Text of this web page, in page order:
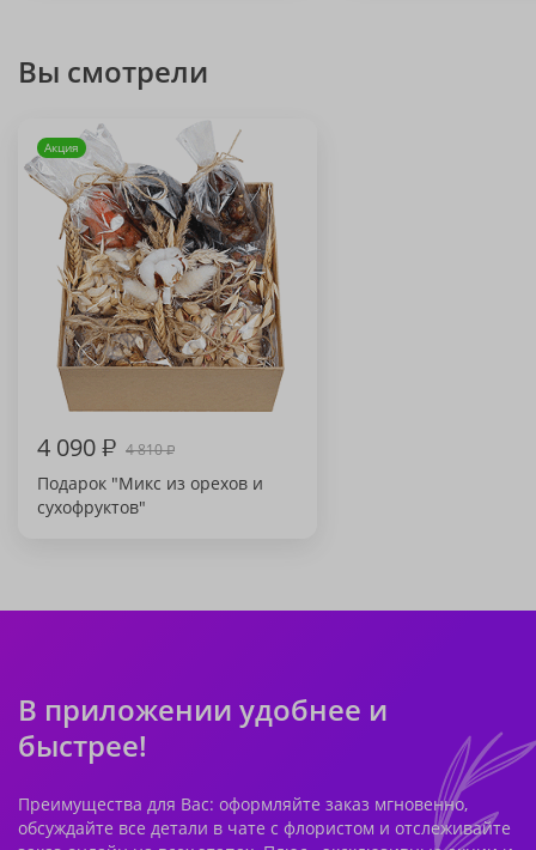
Вы смотрели
Акция
4 090₽ 4 810₽
Подарок "Микс из орехов и
сухофруктов"
В приложении удобнее и
быстрее!
Преимущества для Вас: оформляйте заказ мгновенно,
обсуждайте все детали в чате с флористом и отслеживайте